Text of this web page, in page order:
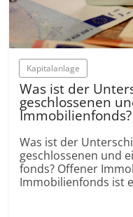
Kapitalanlage
Was ist der
geschlossenen
Immobilien­fonds?
Was ist der
geschlossenen und
fonds? Offener
Immobilien­fonds ist